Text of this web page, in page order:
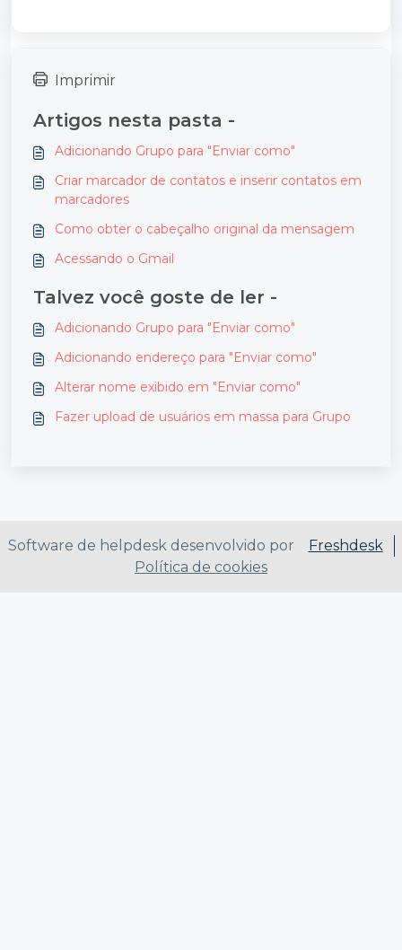
Imprimir
Artigos nesta pasta -
Adicionando Grupo para "Enviar como"
Criar marcador de contatos e inserir contatos em
marcadores
Como obter o cabeçalho original da mensagem
Acessando o Gmail
Talvez você goste de ler -
Adicionando Grupo para "Enviar como"
Adicionando endereço para "Enviar como"
Alterar nome exibido em "Enviar como"
Fazer upload de usuários em massa para Grupo
Software de helpdesk desenvolvido por
Freshdesk
Política de cookies